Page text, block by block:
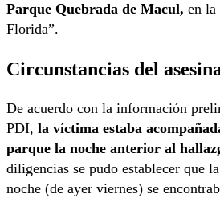
Parque Quebrada de Macul, en la
Florida”.
Circunstancias del
De acuerdo con la información
PDI, la víctima estaba
parque la noche anterior al
diligencias se pudo establecer que
noche (de ayer viernes) se